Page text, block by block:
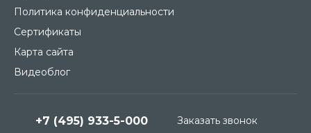
Политика конфиденциальности
Сертификаты
Карта сайта
Видеоблог
+7 (495) 933-5-000 Заказать звонок